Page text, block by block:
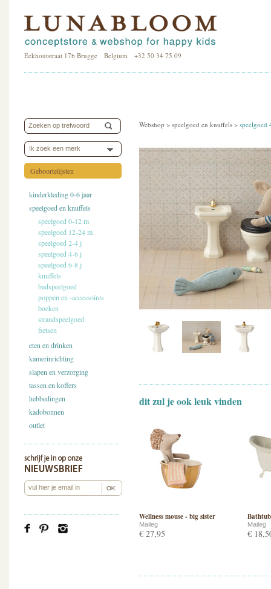
Eekhoutstraat 17b Brugge Belgium +32 50 34 75 09
Ik zoek een merk
Geboortelijsten
kinderkleding 0-6 jaar
speelgoed en knuffels
speelgoed 0-12 m
speelgoed 12-24 m
speelgoed 2-4 j
speelgoed 4-6 j
speelgoed 6-8 j
knuffels
badspeelgoed
poppen en -accessoires
boeken
strandspeelgoed
fietsen
eten en drinken
kamerinrichting
slapen en verzorging
tassen en koffers
hebbedingen
kadobonnen
outlet
Webshop > speelgoed en knuffels > speelgoed
dit zul je ook leuk vinden
Wellness mouse - big sister
Maileg
€ 27,95
Maileg
€